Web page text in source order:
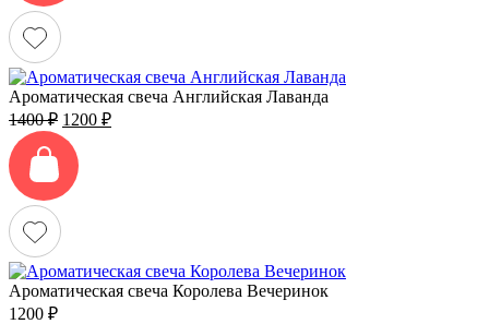
Ароматическая свеча Английская Лаванда
1400₽ Первоначальная
цена
составляла
1400 ₽.
1200 ₽Текущая
Ароматическая свеча Королева Вечеринок
1200 ₽